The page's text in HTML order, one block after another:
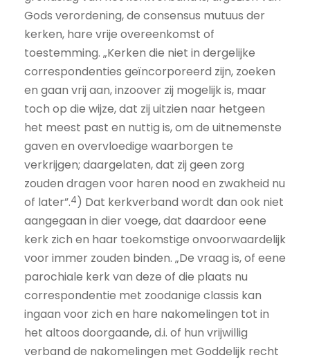
Gods verordening, de consensus mutuus der
kerken, hare vrije overeenkomst of
toestemming. „Kerken die niet in dergelijke
correspondenties geïncorporeerd zijn, zoeken
en gaan vrij aan, inzoover zij mogelijk is, maar
toch op die wijze, dat zij uitzien naar hetgeen
het meest past en nuttig is, om de uitnemenste
gaven en overvloedige waarborgen te
verkrijgen; daargelaten, dat zij geen zorg
zouden dragen voor haren nood en zwakheid nu
of later”.4) Dat kerkverband wordt dan ook niet
aangegaan in dier voege, dat daardoor eene
kerk zich en haar toekomstige onvoorwaardelijk
voor immer zouden binden. „De vraag is, of eene
parochiale kerk van deze of die plaats nu
correspondentie met zoodanige classis kan
ingaan voor zich en hare nakomelingen tot in
het altoos doorgaande, d.i. of hun vrijwillig
verband de nakomelingen met Goddelijk recht